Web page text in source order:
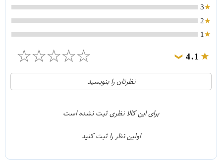
3
2
1
4.1
❯
☆
☆
☆
☆
☆
21
1
نظرتان را بنویسید
برای این کالا نظری ثبت نشده است
اولین نظر را ثبت کنید